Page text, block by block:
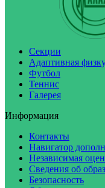
Секции
Адаптивная
Футбол
Теннис
Галерея
Информация
Контакты
Навигатор
Независимая
Сведения об
Безопасность